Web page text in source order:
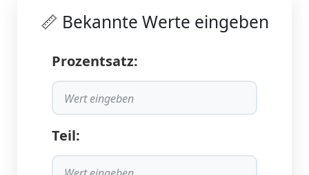
📏 Bekannte Werte eingeben
Prozentsatz:
Teil: